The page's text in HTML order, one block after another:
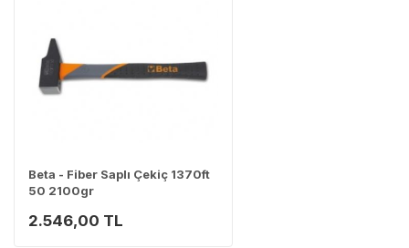
Beta - Fiber Saplı Çekiç 1370ft
50 2100gr
2.546,00 TL